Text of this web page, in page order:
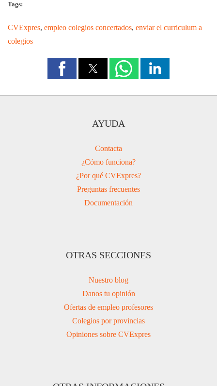
Tags:
CVExpres, empleo colegios concertados, enviar el curriculum a
colegios
AYUDA
Contacta
¿Cómo funciona?
¿Por qué CVExpres?
Preguntas frecuentes
Documentación
OTRAS SECCIONES
Nuestro blog
Danos tu opinión
Ofertas de empleo profesores
Colegios por provincias
Opiniones sobre CVExpres